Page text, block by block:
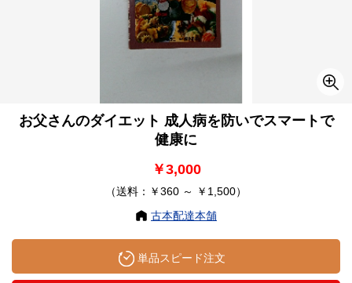
お父さんのダイエット 成人病を防いでスマートで
健康に
￥3,000
（送料：￥360 ～ ￥1,500）
古本配達本舗
単品スピード注文